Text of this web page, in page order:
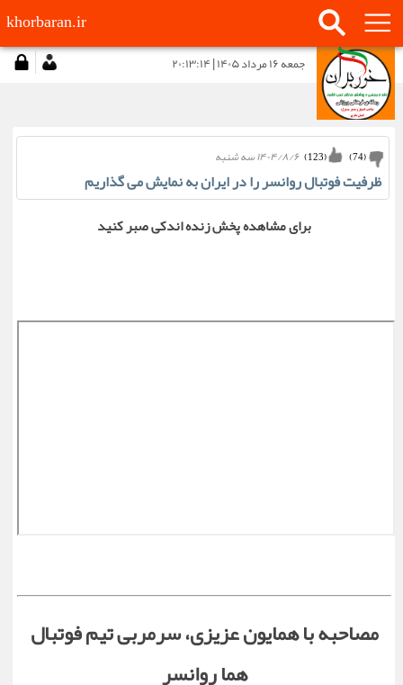
khorbaran.ir
جمعه ۱۶ مرداد ۱۴۰۵ | ۲۰:۱۳:۱۴
۱۴۰۴/۸/۶ سه شنبه (
123
) (
74
)
ظرفیت فوتبال روانسر را در ایران به نمایش می گذاریم
برای مشاهده پخش زنده اندکی صبر کنید
مصاحبه با همایون عزیزی، سرمربی تیم فوتبال
هما روانسر